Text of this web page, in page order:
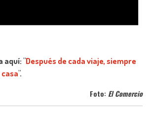
aquí:"Después de cada viaje, siempre
".
Foto: El Comercio